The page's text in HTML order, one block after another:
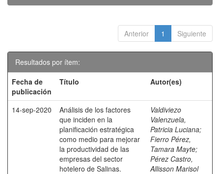
Anterior 1 Siguiente
Resultados por ítem:
Fecha de
publicación
Título Autor(es)
14-sep-2020
Análisis de los factores
que inciden en la
planificación estratégica
como medio para mejorar
la productividad de las
empresas del sector
hotelero de Salinas.
Valdiviezo
Valenzuela,
Patricia Luciana;
Fierro Pérez,
Tamara Mayte;
Pérez Castro,
Allisson Marisol